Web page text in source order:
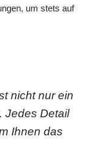
um stets auf
nicht nur ein
Jedes Detail
Ihnen das